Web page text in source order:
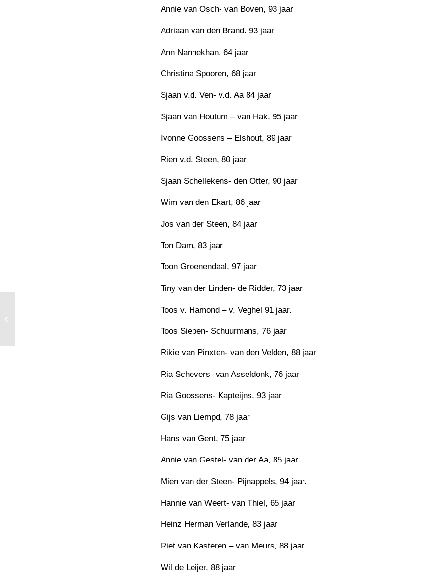
Annie van Osch- van Boven, 93 jaar
Adriaan van den Brand. 93 jaar
Ann Nanhekhan, 64 jaar
Christina Spooren, 68 jaar
Sjaan v.d. Ven- v.d. Aa 84 jaar
Sjaan van Houtum – van Hak, 95 jaar
Ivonne Goossens – Elshout, 89 jaar
Rien v.d. Steen, 80 jaar
Sjaan Schellekens- den Otter, 90 jaar
Wim van den Ekart, 86 jaar
Jos van der Steen, 84 jaar
Ton Dam, 83 jaar
Toon Groenendaal, 97 jaar
Tiny van der Linden- de Ridder, 73 jaar
Toos v. Hamond – v. Veghel 91 jaar.
Toos Sieben- Schuurmans, 76 jaar
Rikie van Pinxten- van den Velden, 88 jaar
Ria Schevers- van Asseldonk, 76 jaar
Ria Goossens- Kapteijns, 93 jaar
Gijs van Liempd, 78 jaar
Hans van Gent, 75 jaar
Annie van Gestel- van der Aa, 85 jaar
Mien van der Steen- Pijnappels, 94 jaar.
Hannie van Weert- van Thiel, 65 jaar
Heinz Herman Verlande, 83 jaar
Riet van Kasteren – van Meurs, 88 jaar
Wil de Leijer, 88 jaar